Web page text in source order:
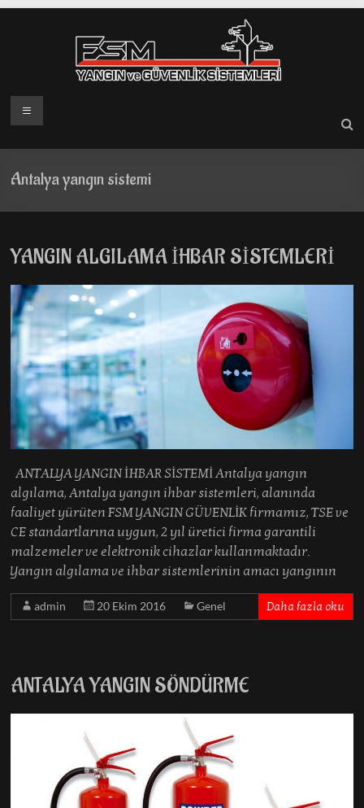
Menü
Antalya yangın sistemi
YANGIN ALGILAMA İHBAR SİSTEMLERİ
ANTALYA YANGIN İHBAR SİSTEMİ Antalya yangın
algılama, Antalya yangın ihbar sistemleri, alanında
faaliyet yürüten FSM YANGIN GÜVENLİK firmamız, TSE ve
CE standartlarına uygun, 2 yıl üretici firma garantili
malzemeler ve elektronik cihazlar kullanmaktadır.
Yangın algılama ve ihbar sistemlerinin amacı yangının
admin 20 Ekim 2016 Genel Daha fazla oku
ANTALYA YANGIN SÖNDÜRME